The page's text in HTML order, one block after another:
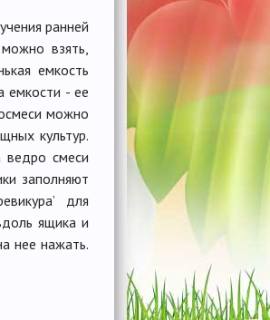
ранней
взять,
емкость
емкости - ее
можно
культур.
ведро смеси
заполняют
для
ящика и
нее нажать.